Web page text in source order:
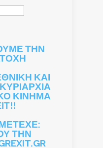
ΤΗΝ
ΚΑΙ
ΚΙΝΗΜΑ
ΤΗΝ